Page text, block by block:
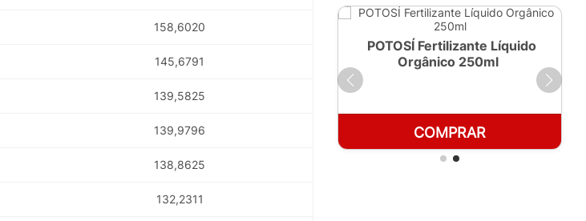
158,6020
145,6791
139,5825
139,9796
138,8625
132,2311
Orgânico 1 LT
COMPRAR
POTOSÍ Fertilizante Líquido
Orgânico 250ml
COMPRAR